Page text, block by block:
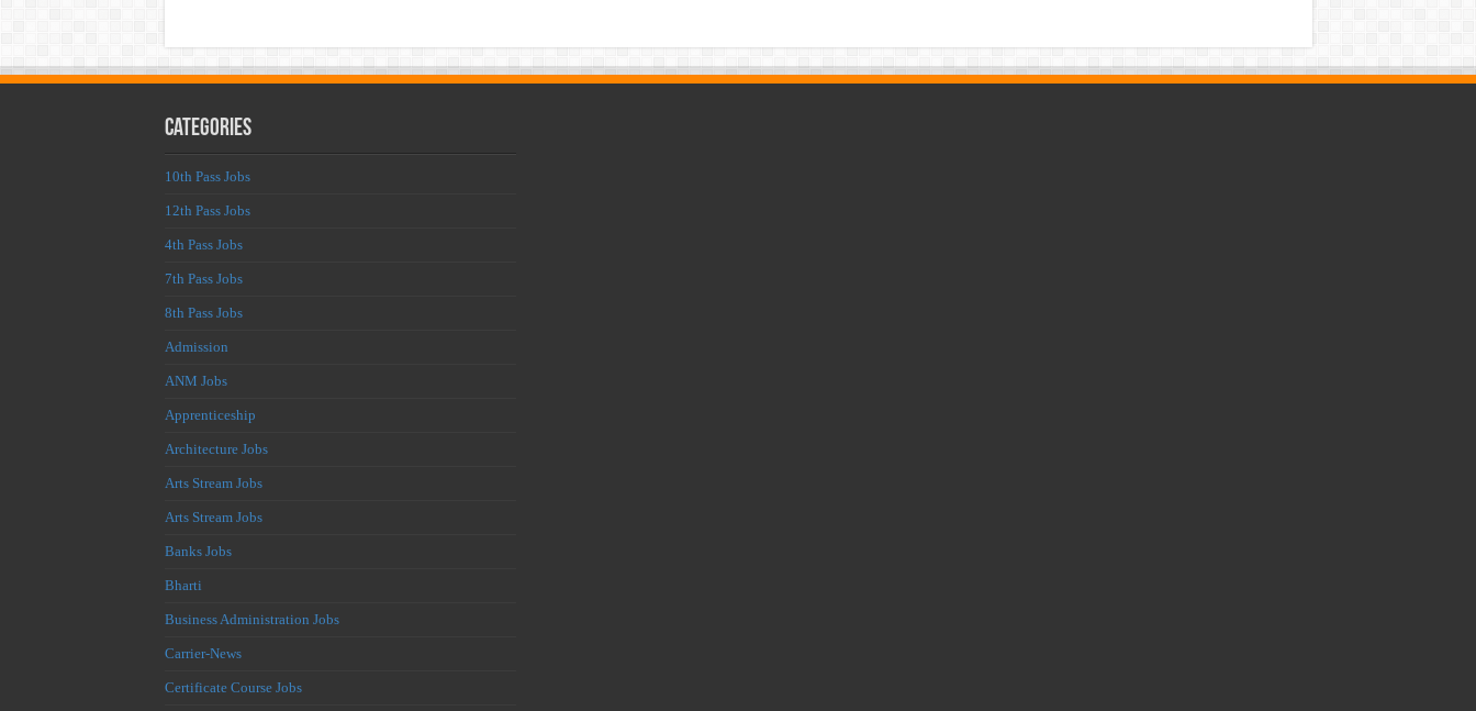
Categories
10th Pass Jobs
12th Pass Jobs
4th Pass Jobs
7th Pass Jobs
8th Pass Jobs
Admission
ANM Jobs
Apprenticeship
Architecture Jobs
Arts Stream Jobs
Arts Stream Jobs
Banks Jobs
Bharti
Business Administration Jobs
Carrier-News
Certificate Course Jobs